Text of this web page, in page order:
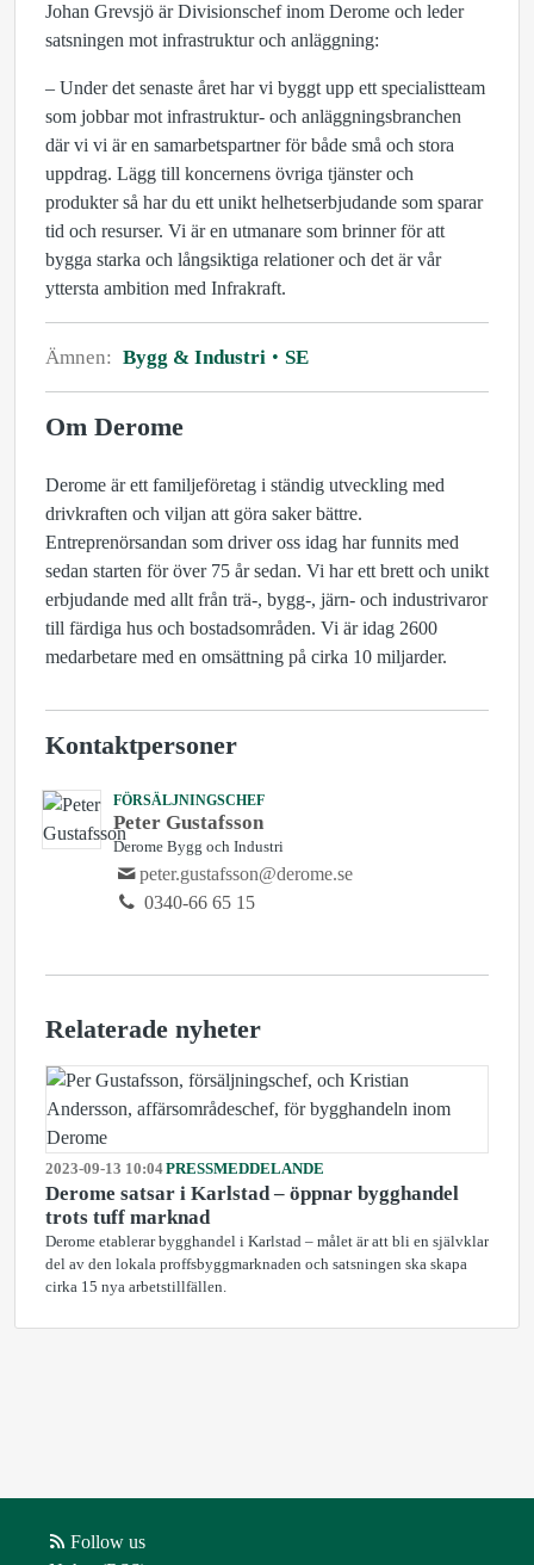
Johan Grevsjö är Divisionschef inom Derome och leder
satsningen mot infrastruktur och anläggning:
– Under det senaste året har vi byggt upp ett specialistteam
som jobbar mot infrastruktur- och anläggningsbranchen
där vi vi är en samarbetspartner för både små och stora
uppdrag. Lägg till koncernens övriga tjänster och
produkter så har du ett unikt helhetserbjudande som sparar
tid och resurser. Vi är en utmanare som brinner för att
bygga starka och långsiktiga relationer och det är vår
yttersta ambition med Infrakraft.
Ämnen: Bygg & Industri SE
Om Derome
Derome är ett familjeföretag i ständig utveckling med
drivkraften och viljan att göra saker bättre.
Entreprenörsandan som driver oss idag har funnits med
sedan starten för över 75 år sedan. Vi har ett brett och unikt
erbjudande med allt från trä-, bygg-, järn- och industrivaror
till färdiga hus och bostadsområden. Vi är idag 2600
medarbetare med en omsättning på cirka 10 miljarder.
Kontaktpersoner
FÖRSÄLJNINGSCHEF
Peter Gustafsson
Derome Bygg och Industri
peter.gustafsson@derome.se
0340-66 65 15
Relaterade nyheter
2023-09-13 10:04PRESSMEDDELANDE
Derome satsar i Karlstad – öppnar bygghandel
trots tuff marknad
Derome etablerar bygghandel i Karlstad – målet är att bli en självklar
del av den lokala proffsbyggmarknaden och satsningen ska skapa
cirka 15 nya arbetstillfällen.
Follow us